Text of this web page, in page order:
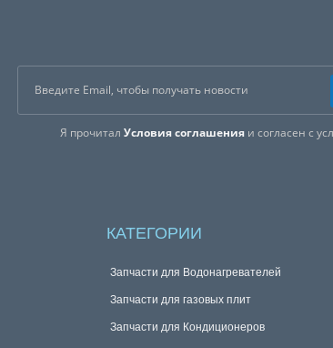
Я прочиталУсловия соглашения и согласен с
КАТЕГОРИИ
Запчасти для Водонагревателей
Запчасти для газовых плит
Запчасти для Кондиционеров